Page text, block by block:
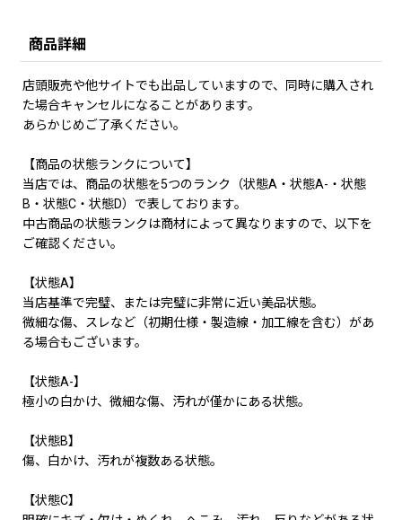
商品詳細
店頭販売や他サイトでも出品していますので、同時に購入され
た場合キャンセルになることがあります。
あらかじめご了承ください。
【商品の状態ランクについて】
当店では、商品の状態を5つのランク（状態A・状態A-・状態
B・状態C・状態D）で表しております。
中古商品の状態ランクは商材によって異なりますので、以下を
ご確認ください。
【状態A】
当店基準で完璧、または完璧に非常に近い美品状態。
微細な傷、スレなど（初期仕様・製造線・加工線を含む）があ
る場合もございます。
【状態A-】
極小の白かけ、微細な傷、汚れが僅かにある状態。
【状態B】
傷、白かけ、汚れが複数ある状態。
【状態C】